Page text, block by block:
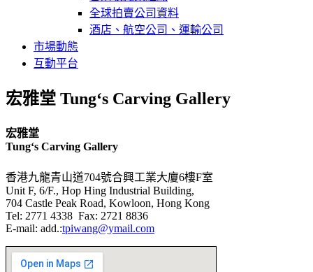
全球拍賣公司資料
酒店、航空公司、運輸公司
市場動態
互動平台
宏雅堂 Tung‘s Carving Gallery
宏雅堂
Tung‘s Carving Gallery
香港九龍青山道704號合興工業大廈6樓F室
Unit F, 6/F., Hop Hing Industrial Building,
704 Castle Peak Road, Kowloon, Hong Kong
Tel: 2771 4338 Fax: 2721 8836
E-mail: add.:tpiwang@ymail.com